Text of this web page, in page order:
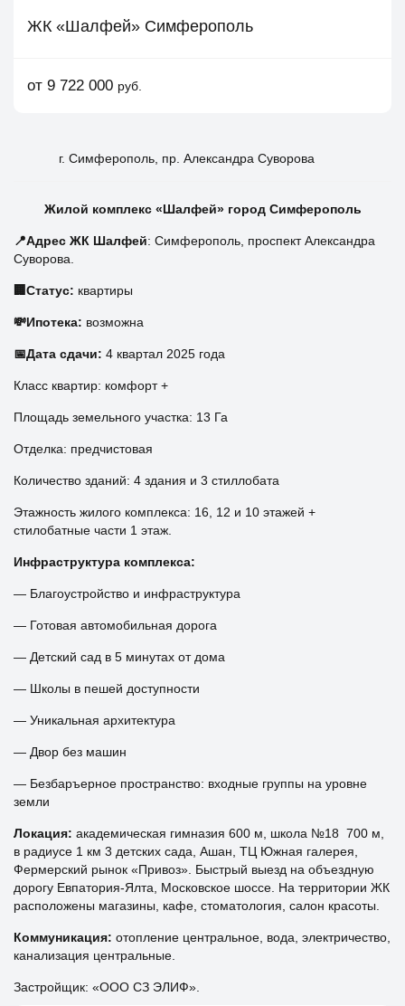
ЖК «Шалфей» Симферополь
от 9 722 000 руб.
г. Симферополь, пр. Александра Суворова
Жилой комплекс «Шалфей» город Симферополь
📍Адрес ЖК Шалфей: Симферополь, проспект Александра
Суворова.
🏢Статус: квартиры
💸Ипотека: возможна
📅Дата сдачи: 4 квартал 2025 года
Класс квартир: комфорт +
Площадь земельного участка: 13 Га
Отделка: предчистовая
Количество зданий: 4 здания и 3 стиллобата
Этажность жилого комплекса: 16, 12 и 10 этажей +
стилобатные части 1 этаж.
Инфраструктура комплекса:
— Благоустройство и инфраструктура
— Готовая автомобильная дорога
— Детский сад в 5 минутах от дома
— Школы в пешей доступности
— Уникальная архитектура
— Двор без машин
— Безбаръерное пространство: входные группы на уровне
земли
Локация: академическая гимназия 600 м, школа №18 700 м,
в радиусе 1 км 3 детских сада, Ашан, ТЦ Южная галерея,
Фермерский рынок «Привоз». Быстрый выезд на объездную
дорогу Евпатория-Ялта, Московское шоссе. На территории ЖК
расположены магазины, кафе, стоматология, салон красоты.
Коммуникация: отопление центральное, вода, электричество,
канализация центральные.
Застройщик: «ООО СЗ ЭЛИФ».